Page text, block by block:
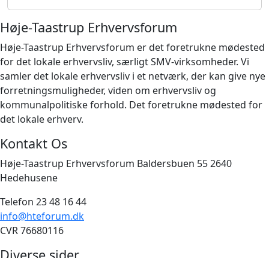
Høje-Taastrup Erhvervsforum
Høje-Taastrup Erhvervsforum er det foretrukne mødested
for det lokale erhvervsliv, særligt SMV-virksomheder. Vi
samler det lokale erhvervsliv i et netværk, der kan give nye
forretningsmuligheder, viden om erhvervsliv og
kommunalpolitiske forhold. Det foretrukne mødested for
det lokale erhverv.
Kontakt Os
Høje-Taastrup Erhvervsforum Baldersbuen 55 2640
Hedehusene
Telefon 23 48 16 44
info@hteforum.dk
CVR 76680116